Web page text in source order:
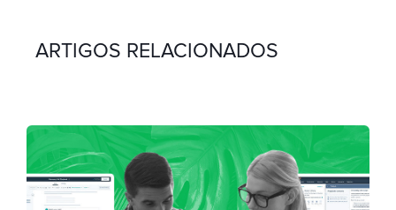
ARTIGOS RELACIONADOS